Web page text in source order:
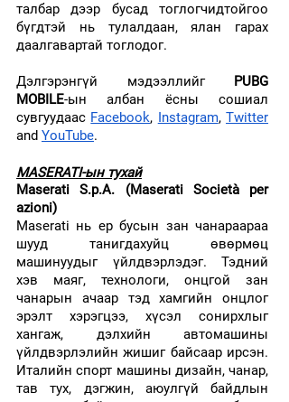
талбар дээр бусад тоглогчидтойгоо
бүгдтэй нь тулалдаан, ялан гарах
даалгавартай тоглодог.
Дэлгэрэнгүй мэдээллийг PUBG
MOBILE-ын албан ёсны сошиал
сувгуудаас Facebook, Instagram, Twitter
and YouTube.
MASERATI-ын тухай
Maserati S.p.A. (Maserati Società per
azioni)
Maserati нь ер бусын зан чанараараа
шууд танигдахуйц өвөрмөц
машинуудыг үйлдвэрлэдэг. Тэдний
хэв маяг, технологи, онцгой зан
чанарын ачаар тэд хамгийн онцлог
эрэлт хэрэгцээ, хүсэл сонирхлыг
хангаж, дэлхийн автомашины
үйлдвэрлэлийн жишиг байсаар ирсэн.
Италийн спорт машины дизайн, чанар,
тав тух, дэгжин, аюулгүй байдлын